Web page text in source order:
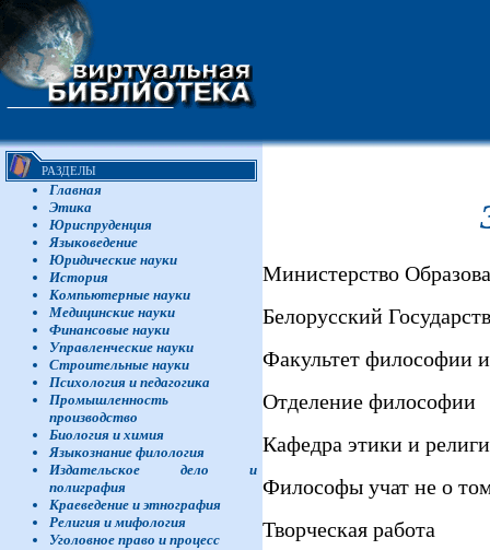
РАЗДЕЛЫ
Главная
Этика
Юриспруденция
Языковедение
Юридические науки
История
Компьютерные науки
Медицинские науки
Финансовые науки
Управленческие науки
Строительные науки
Психология и педагогика
Промышленность
производство
Биология и химия
Языкознание филология
Издательское дело и
полиграфия
Краеведение и этнография
Религия и мифология
Уголовное право и процесс
Министерство
Белорусский
Факультет философии
Отделение философии
Кафедра этики и
Философы учат не о
Творческая работа